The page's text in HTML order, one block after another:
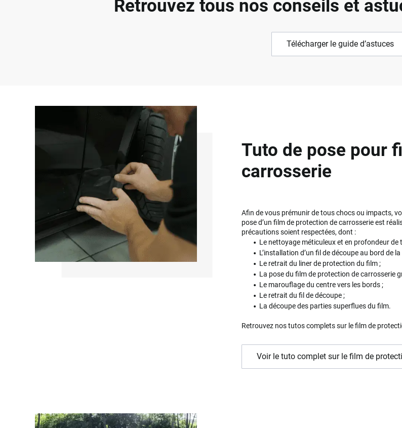
Retrouvez tous nos conseils et
Télécharger le guide d’astuces
Tuto de pose pour
carrosserie
Afin de vous prémunir de tous chocs ou impacts,
pose d’un film de protection de carrosserie est
précautions soient respectées, dont :
Le nettoyage méticuleux et en profondeur de
L’installation d’un fil de découpe au bord de
Le retrait du liner de protection du film ;
La pose du film de protection de carrosserie
Le marouflage du centre vers les bords ;
Le retrait du fil de découpe ;
La découpe des parties superflues du film.
Retrouvez nos tutos complets sur le film de
Voir le tuto complet sur le film de